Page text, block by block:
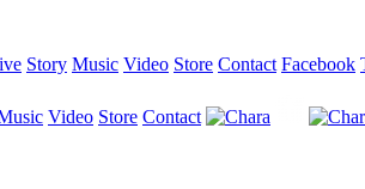
Story Music Video Store Contact Facebook
Video Store Contact